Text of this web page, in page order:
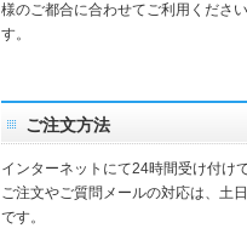
様のご都合に合わせてご利用くださ
す。
ご注文方法
インターネットにて24時間受け付け
ご注文やご質問メールの対応は、土
です。